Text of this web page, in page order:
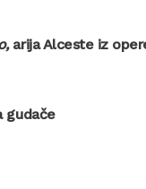
arija Alceste iz
gudače